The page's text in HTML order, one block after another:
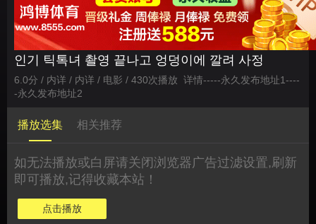
인기 틱톡녀 촬영 끝나고 엉덩이에 깔려 사정
6.0分 / 内详 / 内详 / 电影 / 430次播放 详情-----永久发布地址1----
-永久发布地址2
播放选集 相关推荐
如无法播放或白屏请关闭浏览器广告过滤设置,刷新
即可播放,记得收藏本站！
点击播放